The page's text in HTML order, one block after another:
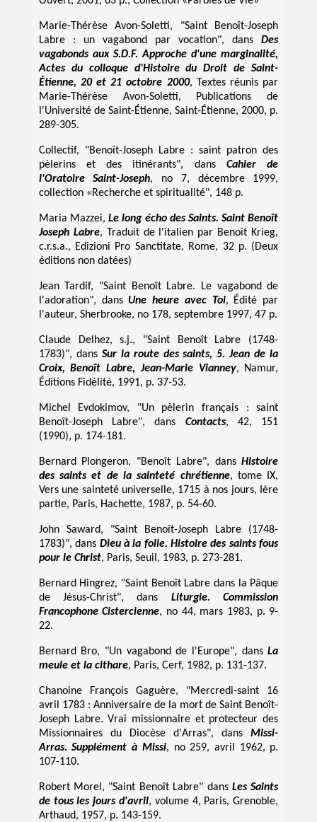
Marie-Thérèse Avon-Soletti, "Saint Benoît-Joseph
Labre : un vagabond par vocation", dansDes
vagabonds aux S.D.F. Approche d'une marginalité,
Actes du colloque d'Histoire du Droit de Saint-
Étienne, 20 et 21 octobre 2000, Textes réunis par
Marie-Thérèse Avon-Soletti, Publications de
l'Université de Saint-Étienne, Saint-Étienne, 2000, p.
289-305.
Collectif, "Benoît-Joseph Labre : saint patron des
pèlerins et des itinérants", dans Cahier de
l'Oratoire Saint-Joseph, no 7, décembre 1999,
collection «Recherche et spiritualité", 148 p.
Maria Mazzei,Le long écho des Saints. Saint Benoît
Joseph Labre, Traduit de l'italien par Benoît Krieg,
c.r.s.a., Edizioni Pro Sanctitate, Rome, 32 p. (Deux
éditions non datées)
Jean Tardif, "Saint Benoît Labre. Le vagabond de
l'adoration", dans Une heure avec Toi, Édité par
l'auteur, Sherbrooke, no 178, septembre 1997, 47 p.
Claude Delhez, s.j., "Saint Benoît Labre (1748-
1783)", dans Sur la route des saints, 5. Jean de la
Croix, Benoît Labre, Jean-Marie Vianney, Namur,
Éditions Fidélité, 1991, p. 37-53.
Michel Evdokimov, "Un pèlerin français : saint
Benoît-Joseph Labre", dans Contacts, 42, 151
(1990), p. 174-181.
Bernard Plongeron, "Benoît Labre", dansHistoire
des saints et de la sainteté chrétienne, tome IX,
Vers une sainteté universelle, 1715 à nos jours, Ière
partie, Paris, Hachette, 1987, p. 54-60.
John Saward, "Saint Benoît-Joseph Labre (1748-
1783)", dans Dieu à la folie. Histoire des saints fous
pour le Christ, Paris, Seuil, 1983, p. 273-281.
Bernard Hingrez, "Saint Benoît Labre dans la Pâque
de Jésus-Christ", dans Liturgie. Commission
Francophone Cistercienne, no 44, mars 1983, p. 9-
22.
Bernard Bro, "Un vagabond de l'Europe", dansLa
meule et la cithare, Paris, Cerf, 1982, p. 131-137.
Chanoine François Gaguère, "Mercredi-saint 16
avril 1783 : Anniversaire de la mort de Saint Benoît-
Joseph Labre. Vrai missionnaire et protecteur des
Missionnaires du Diocèse d'Arras", dansMissi-
Arras. Supplément à Missi, no 259, avril 1962, p.
107-110.
Robert Morel, "Saint Benoît Labre" dans Les Saints
de tous les jours d'avril, volume 4, Paris, Grenoble,
Arthaud, 1957, p. 143-159.